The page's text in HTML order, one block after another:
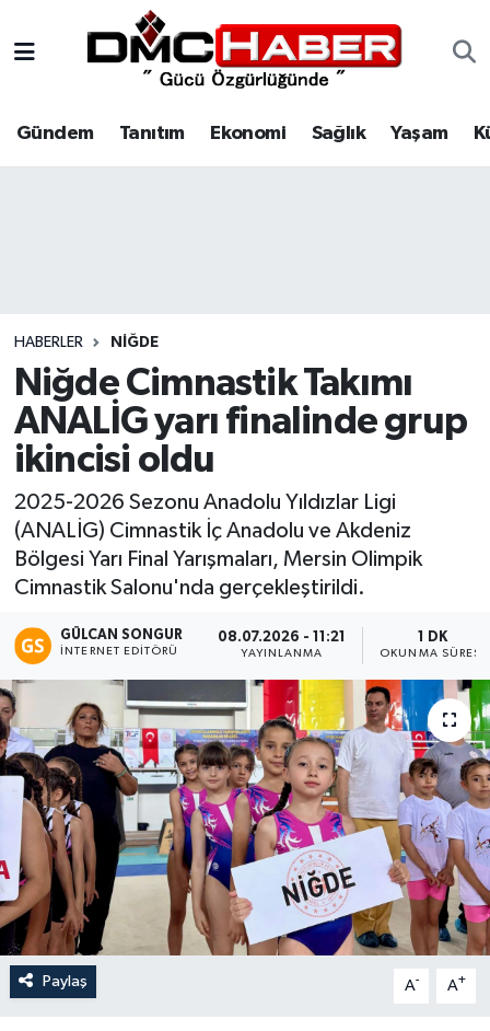
Gündem Tanıtım Ekonomi Sağlık Yaşam
HABERLER NIĞDE
Niğde Cimnastik Takımı
ANALİG yarı finalinde grup
ikincisi oldu
2025-2026 Sezonu Anadolu Yıldızlar Ligi
(ANALİG) Cimnastik İç Anadolu ve Akdeniz
Bölgesi Yarı Final Yarışmaları, Mersin Olimpik
Cimnastik Salonu'nda gerçekleştirildi.
GÜLCAN SONGUR
İNTERNET EDITÖRÜ
08.07.2026 - 11:21
YAYINLANMA
1 DK
OKUNMA SÜRESI
Paylaş A- A+
Tanıtım
Spor
Siyaset
Eğitim
Teknoloji
Asayiş
Resmi İlan
Nöbetçi Eczaneler
Hava Durumu
Haber Arşivi